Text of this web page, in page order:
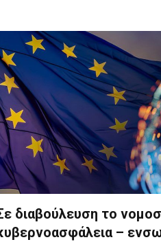
διαβούλευση το
–